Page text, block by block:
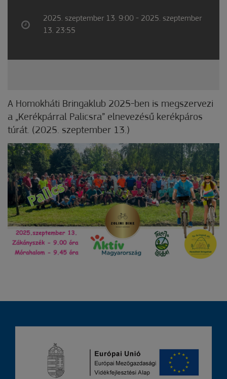
2025. szeptember 13. 9:00 - 2025. szeptember
13. 23:55
A Homokháti Bringaklub 2025-ben is megszervezi
a „Kerékpárral Palicsra” elnevezésű kerékpáros
túrát. (2025. szeptember 13.)